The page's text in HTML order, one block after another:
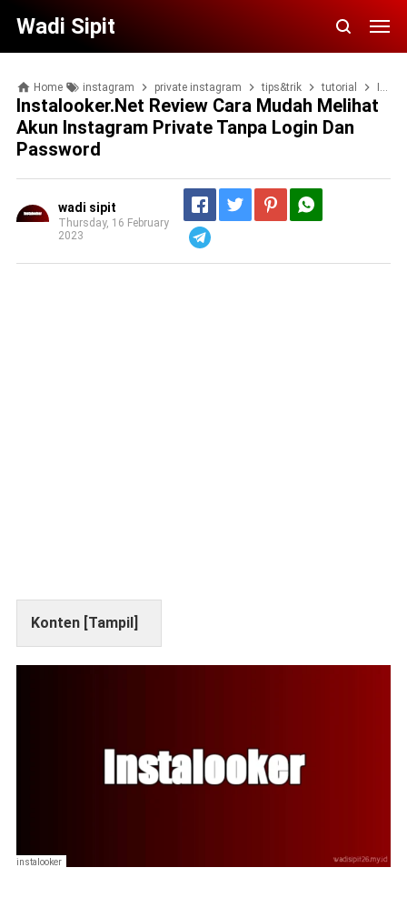
Wadi Sipit
Home instagram private instagram tips&trik tutorial
Instalooker.net Review Cara Mudah Melihat
Akun Instagram Private Tanpa Login Dan
Password
wadi sipit
Thursday, 16 February
2023
Konten [Tampil]
instalooker